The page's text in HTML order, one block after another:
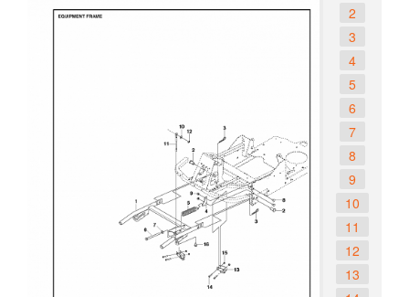
2
3
4
5
6
7
8
9
10
11
12
13